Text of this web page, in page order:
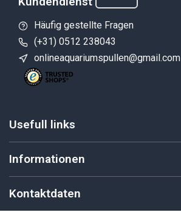
Häufig gestellte Fragen
(+31) 0512 238043
onlineaquariumspullen@gmail.com
Usefull links
Informationen
Kontaktdaten